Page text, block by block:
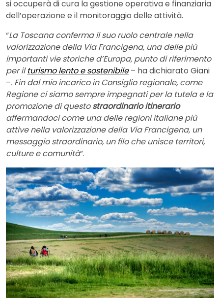
si occuperà di cura la gestione operativa e finanziaria
dell’operazione e il monitoraggio delle attività.
“La Toscana conferma il suo ruolo centrale nella
valorizzazione della Via Francigena, una delle più
importanti vie storiche d’Europa, punto di riferimento
per ilturismo lento e sostenibile– ha dichiarato Giani
–. Fin dal mio incarico in Consiglio regionale, come
Regione ci siamo sempre impegnati per la tutela e la
promozione di questostraordinario itinerario
affermandoci come una delle regioni italiane più
attive nella valorizzazione della Via Francigena, un
messaggio straordinario, un filo che unisce territori,
culture e comunità”.